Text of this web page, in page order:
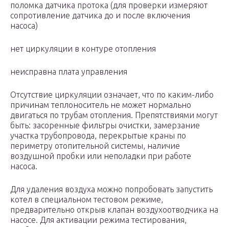
поломка датчика протока (для проверки измеряют
сопротивление датчика до и после включения
насоса)
нет циркуляции в контуре отопления
неисправна плата управления
Отсутствие циркуляции означает, что по каким-либо
причинам теплоноситель не может нормально
двигаться по трубам отопления. Препятствиями могут
быть: засоренные фильтры очистки, замерзание
участка трубопровода, перекрытые краны по
периметру отопительной системы, наличие
воздушной пробки или неполадки при работе
насоса.
Для удаления воздуха можно попробовать запустить
котел в специальном тестовом режиме,
предварительно открыв клапан воздухоотводчика на
насосе. Для активации режима тестирования,